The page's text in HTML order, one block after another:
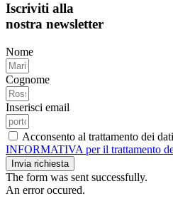
Iscriviti alla
nostra newsletter
Nome
Cognome
Inserisci email
Acconsento al trattamento dei
INFORMATIVA per il trattamento
Invia richiesta
The form was sent successfully.
An error occured.